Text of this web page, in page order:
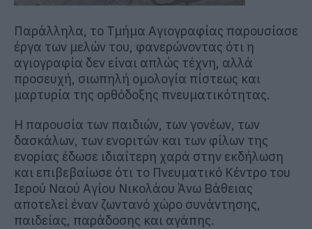
Παράλληλα, το Τμήμα Αγιογραφίας παρουσίασε
έργα των μελών του, φανερώνοντας ότι η
αγιογραφία δεν είναι απλώς τέχνη, αλλά
προσευχή, σιωπηλή ομολογία πίστεως και
μαρτυρία της ορθόδοξης πνευματικότητας.
Η παρουσία των παιδιών, των γονέων, των
δασκάλων, των ενοριτών και των φίλων της
ενορίας έδωσε ιδιαίτερη χαρά στην εκδήλωση
και επιβεβαίωσε ότι το Πνευματικό Κέντρο του
Ιερού Ναού Αγίου Νικολάου Άνω Βάθειας
αποτελεί έναν ζωντανό χώρο συνάντησης,
παιδείας, παράδοσης και αγάπης.